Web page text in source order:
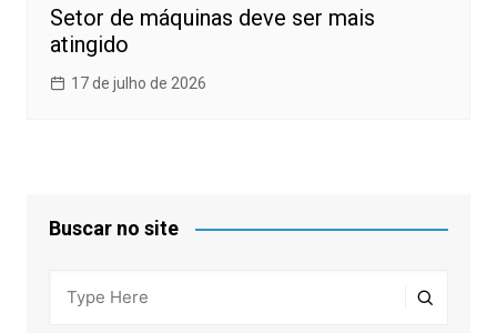
Setor de máquinas deve ser mais
atingido
17 de julho de 2026
Buscar no site